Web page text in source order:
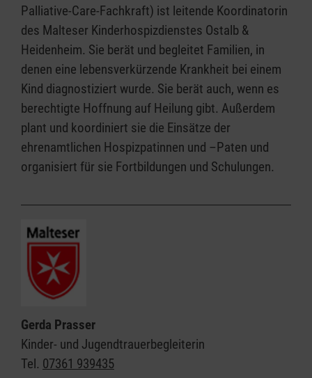
Palliative-Care-Fachkraft) ist leitende Koordinatorin
des Malteser Kinderhospizdienstes Ostalb &
Heidenheim. Sie berät und begleitet Familien, in
denen eine lebensverkürzende Krankheit bei einem
Kind diagnostiziert wurde. Sie berät auch, wenn es
berechtigte Hoffnung auf Heilung gibt. Außerdem
plant und koordiniert sie die Einsätze der
ehrenamtlichen Hospizpatinnen und –Paten und
organisiert für sie Fortbildungen und Schulungen.
Gerda Prasser
Kinder- und Jugendtrauerbegleiterin
Tel. 07361 939435